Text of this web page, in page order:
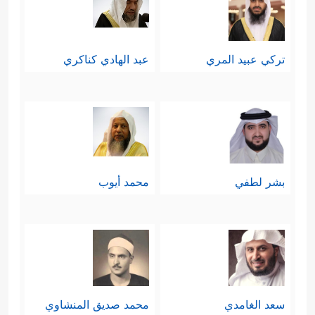
تركي عبيد المري عبد الهادي كناكري
بشر لطفي محمد أيوب
سعد الغامدي محمد صديق المنشاوي